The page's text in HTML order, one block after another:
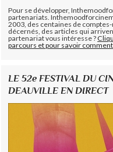
Pour se développer,
partenariats.
2003, des centaines de
décernés, des articles qui
partenariat vous intéresse ?
parcours et pour savoir
LE 52e FESTIVAL DU
DEAUVILLE EN DIRECT